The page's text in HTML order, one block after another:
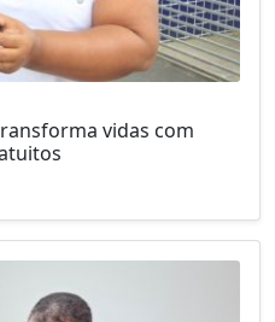
vidas com